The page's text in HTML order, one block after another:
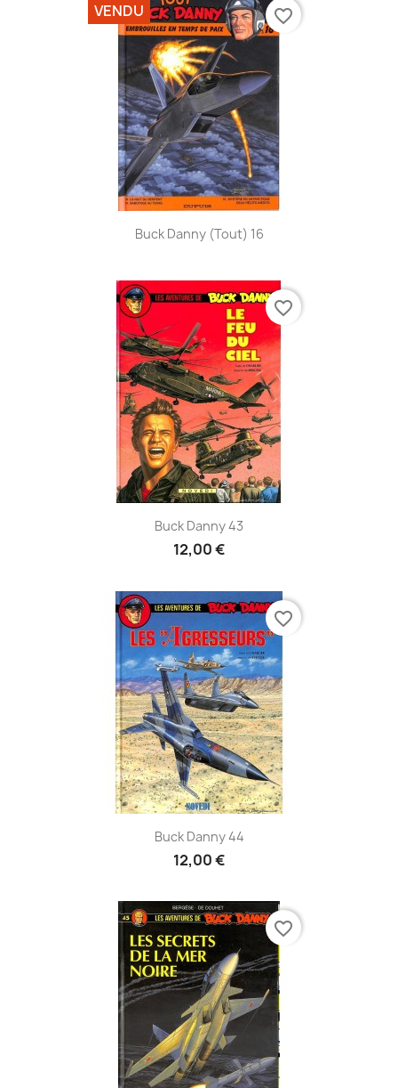
Buck Danny (Tout) 16
VENDU favorite_border
Buck Danny 43
12,00 €
favorite_border
Buck Danny 44
12,00 €
favorite_border
favorite_border